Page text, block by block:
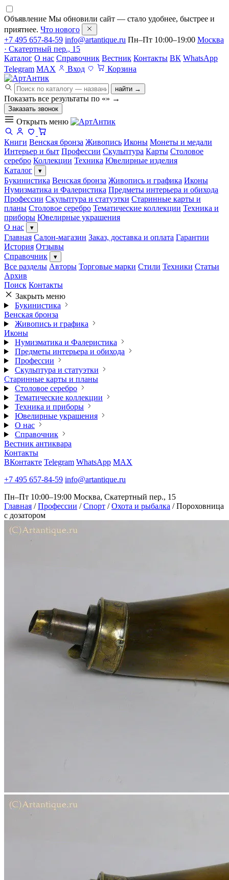
Объявление Мы обновили сайт — стало удобнее, быстрее и
приятнее. Что нового
+7 495 657-84-59 info@artantique.ru Пн–Пт 10:00–19:00 Москва
· Скатертный пер., 15
Каталог О нас Справочник Вестник Контакты ВК WhatsApp
Telegram MAX Вход Корзина
найти →
Показать все результаты по «» →
Заказать звонок
Открыть меню
Книги Венская бронза Живопись Иконы Монеты и медали
Интерьер и быт Профессии Скульптура Карты Столовое
серебро Коллекции Техника Ювелирные изделия
Каталог
▾
Букинистика Венская бронза Живопись и графика Иконы
Нумизматика и Фалеристика Предметы интерьера и обихода
Профессии Скульптура и статуэтки Старинные карты и
планы Столовое серебро Тематические коллекции Техника и
приборы Ювелирные украшения
О нас
▾
Главная Салон-магазин Заказ, доставка и оплата Гарантии
История Отзывы
Справочник
▾
Все разделы Авторы Торговые марки Стили Техники Статьи
Архив
Поиск Контакты
Закрыть меню
Букинистика
Венская бронза
Живопись и графика
Иконы
Нумизматика и Фалеристика
Предметы интерьера и обихода
Профессии
Скульптура и статуэтки
Старинные карты и планы
Столовое серебро
Тематические коллекции
Техника и приборы
Ювелирные украшения
О нас
Справочник
Вестник антиквара
Контакты
ВКонтакте Telegram WhatsApp MAX
+7 495 657-84-59 info@artantique.ru
Пн–Пт 10:00–19:00 Москва, Скатертный пер., 15
Главная / Профессии / Спорт / Охота и рыбалка / Пороховница
с дозатором